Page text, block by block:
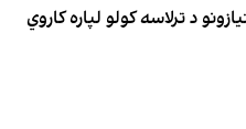
د ترلاسه کولو لپاره کاروي